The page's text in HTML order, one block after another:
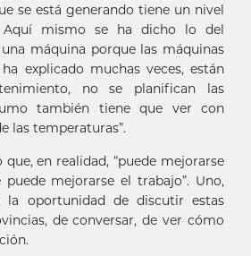
se está generando tiene un nivel
Aquí mismo se ha dicho lo del
máquina porque las máquinas
explicado muchas veces, están
no se planifican las
también tiene que ver con
las temperaturas”.
en realidad, “puede mejorarse
mejorarse el trabajo”. Uno,
la oportunidad de discutir estas
de conversar, de ver cómo